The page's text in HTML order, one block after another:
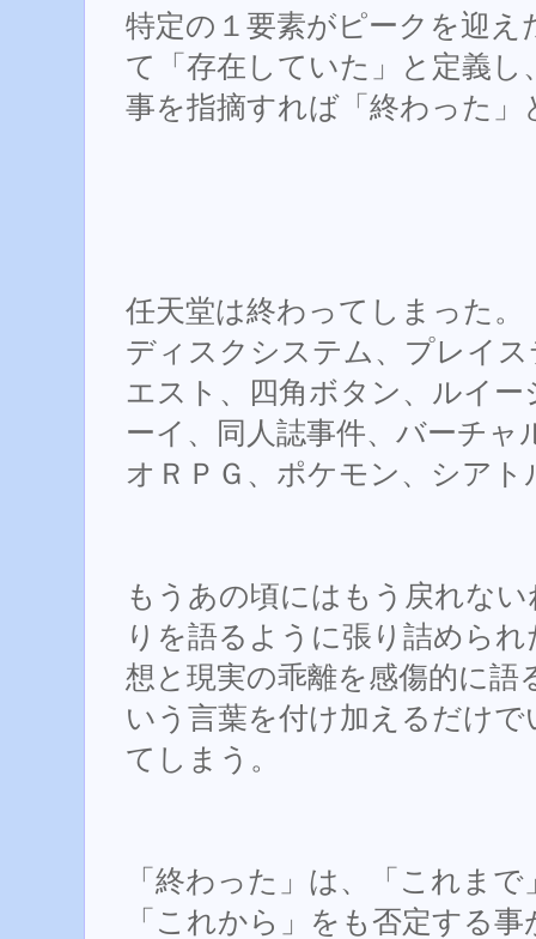
特定の１要素がピークを迎え
て「存在していた」と定義
事を指摘すれば「終わった
任天堂は終わってしまった。
ディスクシステム、プレイ
エスト、四角ボタン、ルイ
ーイ、同人誌事件、バーチ
オＲＰＧ、ポケモン、シア
もうあの頃にはもう戻れな
りを語るように張り詰めら
想と現実の乖離を感傷的に語
いう言葉を付け加えるだけ
てしまう。
「終わった」は、「これま
「これから」をも否定する